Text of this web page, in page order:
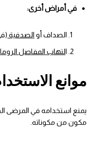
في أمراض أخرى:
الصداف أو الصدفية
التهاب المفاصل
موانع
يمنع استخدامه في المرضى
مكون من مكوناته.